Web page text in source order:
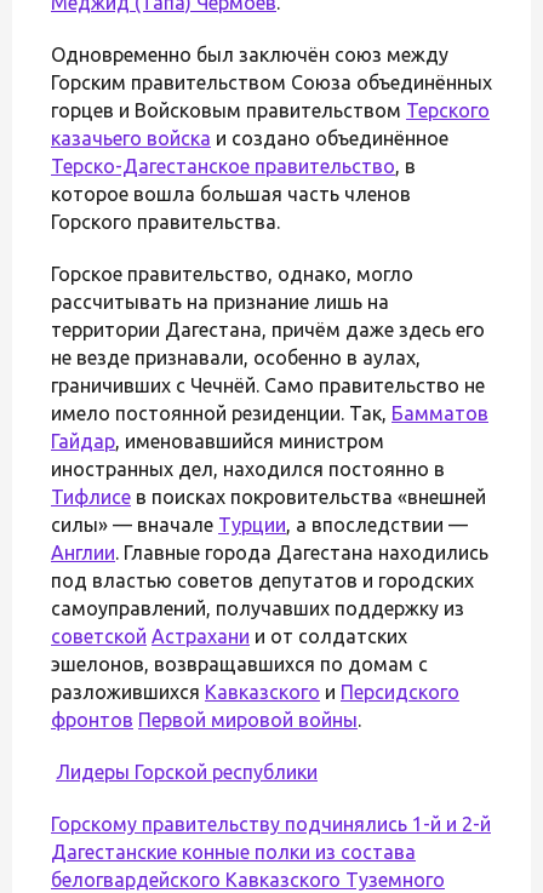
Одновременно был заключён союз между
Горским правительством Союза объединённых
горцев и Войсковым правительством Терского
казачьего войска и создано объединённое
Терско-Дагестанское правительство, в
которое вошла большая часть членов
Горского правительства.
Горское правительство, однако, могло
рассчитывать на признание лишь на
территории Дагестана, причём даже здесь его
не везде признавали, особенно в аулах,
граничивших с Чечнёй. Само правительство не
имело постоянной резиденции. Так, Бамматов
Гайдар, именовавшийся министром
иностранных дел, находился постоянно в
Тифлисе в поисках покровительства «внешней
силы» — вначале Турции, а впоследствии —
Англии. Главные города Дагестана находились
под властью советов депутатов и городских
самоуправлений, получавших поддержку из
советской Астрахани и от солдатских
эшелонов, возвращавшихся по домам с
разложившихся Кавказского и Персидского
фронтов Первой мировой войны.
Лидеры Горской республики
Горскому правительству подчинялись 1-й и 2-й
Дагестанские конные полки из состава
белогвардейского Кавказского Туземного